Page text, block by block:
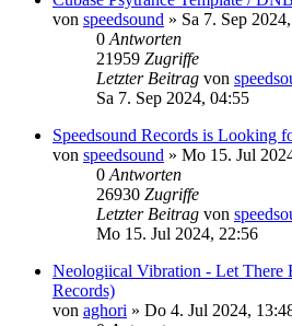
von speedsound » Sa 7. Sep
0 Antworten
21959 Zugriffe
Letzter Beitrag von
Sa 7. Sep 2024, 04:55
Speedsound Records is Looking
von speedsound » Mo 15. Jul
0 Antworten
26930 Zugriffe
Letzter Beitrag von
Mo 15. Jul 2024, 22:56
Neologiical Vibration - Let There
Records)
von aghori » Do 4. Jul 2024,